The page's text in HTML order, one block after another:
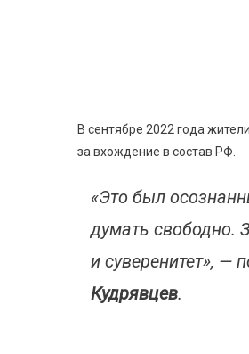
В сентябре 2022 года
за вхождение в состав РФ.
«Это был
думать свободно.
и суверенитет», —
Кудрявцев.